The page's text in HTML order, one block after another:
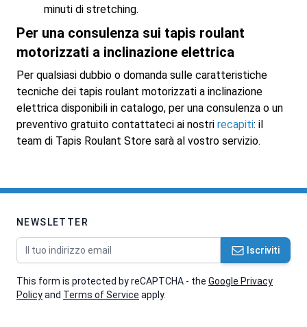
minuti di stretching.
Per una consulenza sui tapis roulant
motorizzati a inclinazione elettrica
Per qualsiasi dubbio o domanda sulle caratteristiche
tecniche dei tapis roulant motorizzati a inclinazione
elettrica disponibili in catalogo, per una consulenza o un
preventivo gratuito contattateci ai nostri recapiti: il
team di Tapis Roulant Store sarà al vostro servizio.
NEWSLETTER
Indirizzo email Iscriviti
This form is protected by reCAPTCHA - the Google Privacy
Policyand Terms of Service apply.